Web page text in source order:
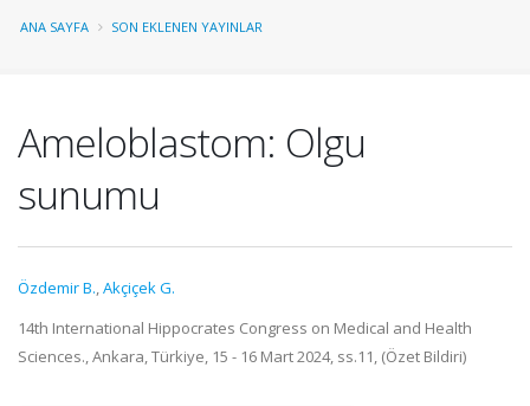
ANA SAYFA SON EKLENEN YAYINLAR
Ameloblastom: Olgu
sunumu
Özdemir B.,Akçiçek G.
14th International Hippocrates Congress on Medical and Health
Sciences., Ankara, Türkiye, 15 - 16 Mart 2024, ss.11, (Özet Bildiri)